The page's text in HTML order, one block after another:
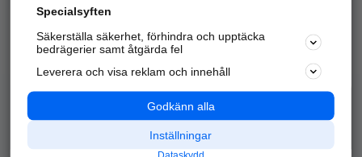
Alla kategorier
Populära sökningar
API & Kartor
Annonsera
Integritet
Nödnummer
Specialsyften
Säkerställa säkerhet, förhindra och upptäcka
bedrägerier samt åtgärda fel
Leverera och visa reklam och innehåll
Godkänn alla
Inställningar
Dataskydd